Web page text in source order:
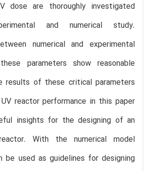
dose are thoroughly investigated
and numerical study.
numerical and experimental
parameters show reasonable
results of these critical parameters
reactor performance in this paper
insights for the designing of an
With the numerical model
be used as guidelines for designing